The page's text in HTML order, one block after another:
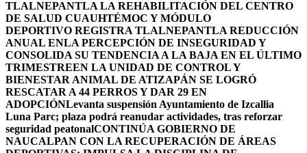
TLALNEPANTLA LA REHABILITACIÓN DEL CENTRO
DE SALUD CUAUHTÉMOC Y MÓDULO
DEPORTIVO REGISTRA TLALNEPANTLA REDUCCIÓN
ANUAL ENLA PERCEPCIÓN DE INSEGURIDAD Y
CONSOLIDA SU TENDENCIA A LA BAJA EN EL ÚLTIMO
TRIMESTREEN LA UNIDAD DE CONTROL Y
BIENESTAR ANIMAL DE ATIZAPÁN SE LOGRÓ
RESCATAR A 44 PERROS Y DAR 29 EN
ADOPCIÓNLevanta suspensión Ayuntamiento de Izcallia
Luna Parc; plaza podrá reanudar actividades, tras reforzar
seguridad peatonalCONTINÚA GOBIERNO DE
NAUCALPAN CON LA RECUPERACIÓN DE ÁREAS